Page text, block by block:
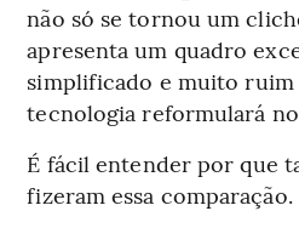
não só se tornou um
apresenta um quadro
simplificado e muito ruim
tecnologia reformulará
É fácil entender por que
fizeram essa comparação.